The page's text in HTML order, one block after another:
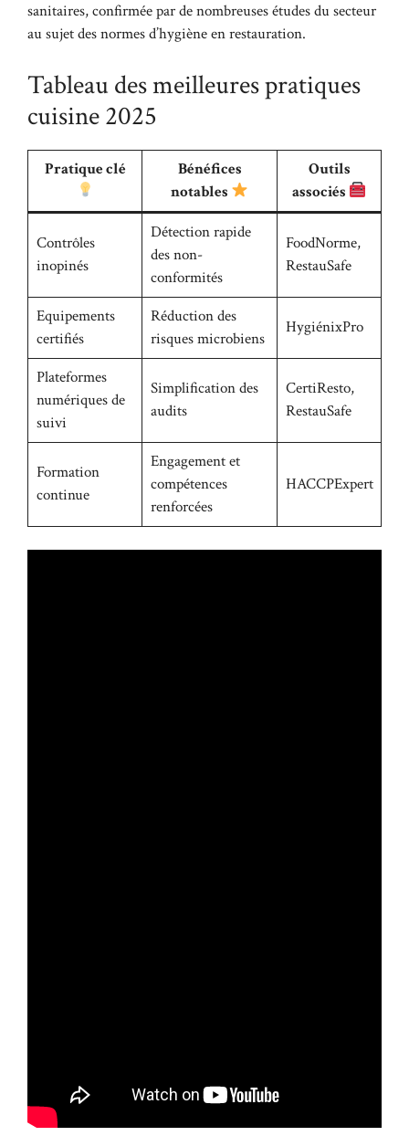
sanitaires, confirmée par de nombreuses études du secteur
au sujet des normes d’hygiène en restauration.
Tableau des meilleures pratiques
cuisine 2025
Pratique clé
Bénéfices
notables
Outils
associés
Contrôles
inopinés
Détection rapide
des non-
conformités
FoodNorme,
RestauSafe
Equipements
certifiés
Réduction des
risques microbiens
HygiénixPro
Plateformes
numériques de
suivi
Simplification des
audits
CertiResto,
RestauSafe
Formation
continue
Engagement et
compétences
renforcées
HACCPExpert